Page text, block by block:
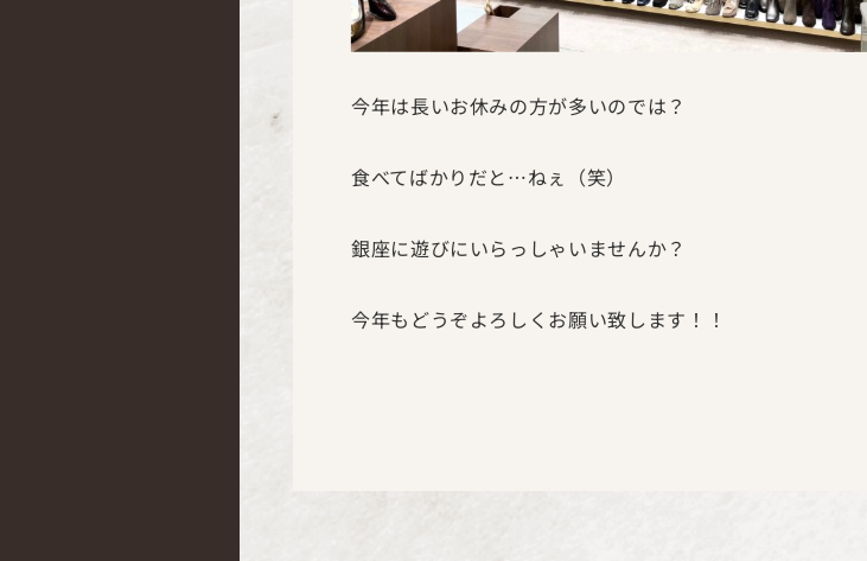
今年は長いお休みの方が多いのでは？
食べてばかりだと…ねぇ（笑）
銀座に遊びにいらっしゃいませんか？
今年もどうぞよろしくお願い致します！！